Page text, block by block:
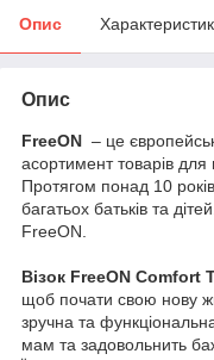
Опис
Опис
FreeON – це
асортимент товарів
Протягом понад 10
багатьох батьків та
FreeON.
Візок FreeON Comfort
щоб почати свою нову
зручна та
мам та задовольнить